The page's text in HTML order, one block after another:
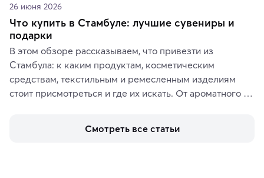
26 июня 2026
Что купить в Стамбуле: лучшие сувениры и
подарки
В этом обзоре рассказываем, что привезти из
Стамбула: к каким продуктам, косметическим
средствам, текстильным и ремесленным изделиям
стоит присмотреться и где их искать. От ароматного
аутентичных лавках — в подарок близким или себе на
Смотреть все статьи